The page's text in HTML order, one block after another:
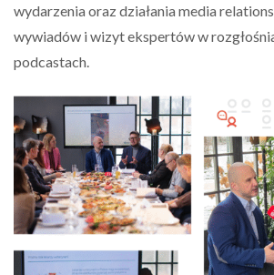
wydarzenia oraz działania media
wywiadów i wizyt ekspertów w
podcastach.